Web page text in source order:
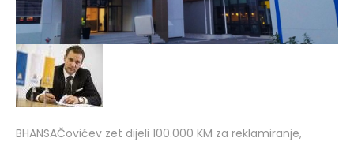
BHANSAČovićev zet dijeli 100.000 KM za reklamiranje,